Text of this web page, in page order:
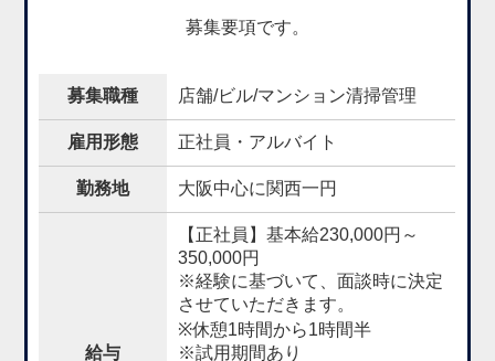
募集要項です。
募集職種 店舗/ビル/マンション清掃管理
雇用形態 正社員・アルバイト
勤務地 大阪中心に関西一円
給与
【正社員】基本給230,000円～
350,000円
※経験に基づいて、面談時に決定
させていただきます。
※休憩1時間から1時間半
※試用期間あり